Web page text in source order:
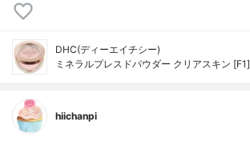
DHC(ディーエイチシー)
ミネラルプレスドパウダー クリアスキン [F1]
hiichanpi